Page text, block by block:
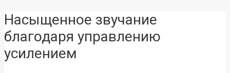
Насыщенное звучание
благодаря управлению
усилением